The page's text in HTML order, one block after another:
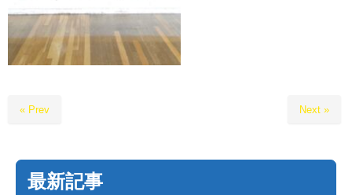
« Prev Next »
最新記事